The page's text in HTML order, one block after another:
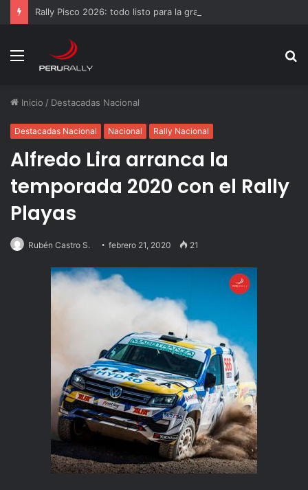
Rally Pisco 2026: todo listo para la gran final del RallyACP
Menú
Inicio / Destacadas Nacional
Destacadas Nacional Nacional Rally Nacional
Alfredo Lira arranca la
temporada 2020 con el Rally
Playas
Rubén Castro S. febrero 21, 2020 21